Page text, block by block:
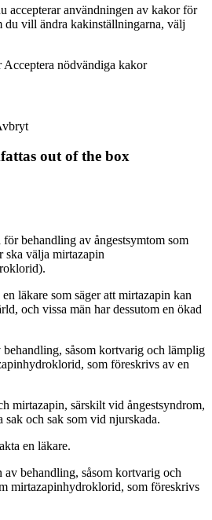
accepterar användningen av kakor för
du vill ändra kakinställningarna, välj
nödvändiga kakor
out of the box
behandling av ångestsymtom som
ska välja mirtazapin
läkare som säger att mirtazapin kan
och vissa män har dessutom en ökad
såsom kortvarig och lämplig
som föreskrivs av en
mirtazapin, särskilt vid ångestsyndrom,
och sak som vid njurskada.
en läkare.
behandling, såsom kortvarig och
mirtazapinhydroklorid, som föreskrivs